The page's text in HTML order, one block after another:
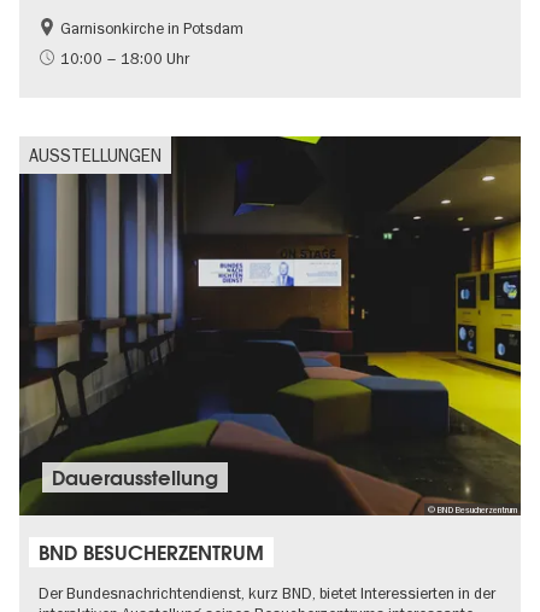
Geschichte
Brandenburg
Garnisonkirche in Potsdam
10:00 – 18:00 Uhr
AUSSTELLUNGEN
© BND Besucherzentrum
Dauer­aus­stel­lung
BND BESUCHERZENTRUM
Der Bundesnachrichtendienst, kurz BND, bietet Interessierten in der